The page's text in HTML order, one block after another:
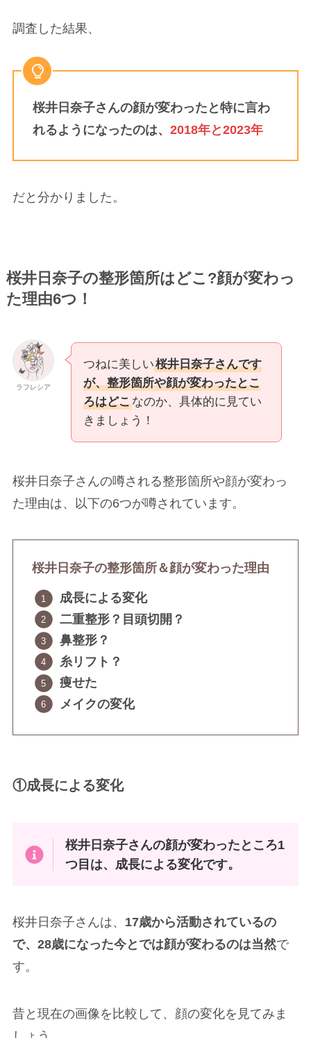
調査した結果、
桜井日奈子さんの顔が変わったと特に言わ
れるようになったのは、 2018年と2023年
だと分かりました。
桜井日奈子の整形箇所はどこ?顔が変わっ
た理由6つ！
ラフレシア
つねに美しい桜井日奈子さんです
が、整形箇所や顔が変わったとこ
ろはどこなのか、具体的に見てい
きましょう！
桜井日奈子さんの噂される整形箇所や顔が変わっ
た理由は、以下の6つが噂されています。
桜井日奈子の整形箇所＆顔が変わった理由
成長による変化
二重整形？目頭切開？
鼻整形？
糸リフト？
痩せた
メイクの変化
①成長による変化
桜井日奈子さんの顔が変わったところ1
つ目は、成長による変化です。
桜井日奈子さんは、 17歳から活動されているの
で、28歳になった今とでは顔が変わるのは当然で
す。
昔と現在の画像を比較して、顔の変化を見てみま